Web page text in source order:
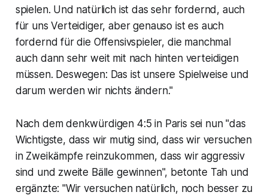
spielen. Und natürlich ist das sehr fordernd, auch
für uns Verteidiger, aber genauso ist es auch
fordernd für die Offensivspieler, die manchmal
auch dann sehr weit mit nach hinten verteidigen
müssen. Deswegen: Das ist unsere Spielweise und
darum werden wir nichts ändern."
Nach dem denkwürdigen 4:5 in Paris sei nun "das
Wichtigste, dass wir mutig sind, dass wir versuchen
in Zweikämpfe reinzukommen, dass wir aggressiv
sind und zweite Bälle gewinnen", betonte Tah und
ergänzte: "Wir versuchen natürlich, noch besser zu